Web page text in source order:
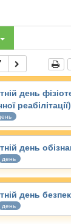
день
реабілітації)
день
день
день
день